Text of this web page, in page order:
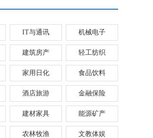
IT与通讯 机械电子
建筑房产 轻工纺织
家用日化 食品饮料
酒店旅游 金融保险
建材家具 能源矿产
农林牧渔 文教体娱